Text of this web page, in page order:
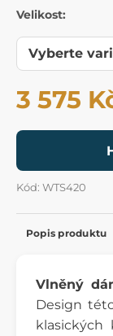
Velikost:
3 575
Kód: WTS420
Popis produktu
Vlněný
Design
klasických